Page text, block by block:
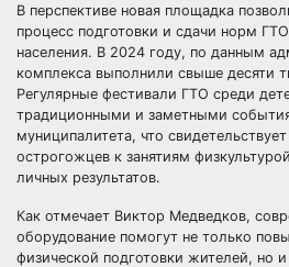
В перспективе новая площадка
процесс подготовки и сдачи норм
населения. В 2024 году, по данным
комплекса выполнили свыше десяти
Регулярные фестивали ГТО среди
традиционными и заметными
муниципалитета, что
острогожцев к занятиям
личных результатов.
Как отмечает Виктор Медведков,
оборудование помогут не только
физической подготовки жителей, но